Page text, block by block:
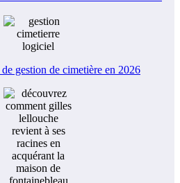
gestion de cimetière en 2026